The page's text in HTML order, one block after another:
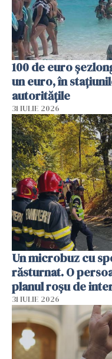
100 de euro
un euro, în
autoritățile
31 IULIE 2026
Un microbuz cu
răsturnat. O
planul roșu de
31 IULIE 2026